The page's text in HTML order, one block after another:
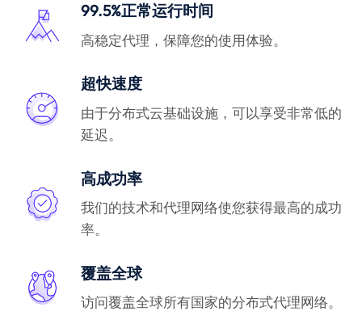
99.5%正常运行时间
高稳定代理，保障您的使用体验。
超快速度
由于分布式云基础设施，可以享受非常低的
延迟。
高成功率
我们的技术和代理网络使您获得最高的成功
率。
覆盖全球
访问覆盖全球所有国家的分布式代理网络。